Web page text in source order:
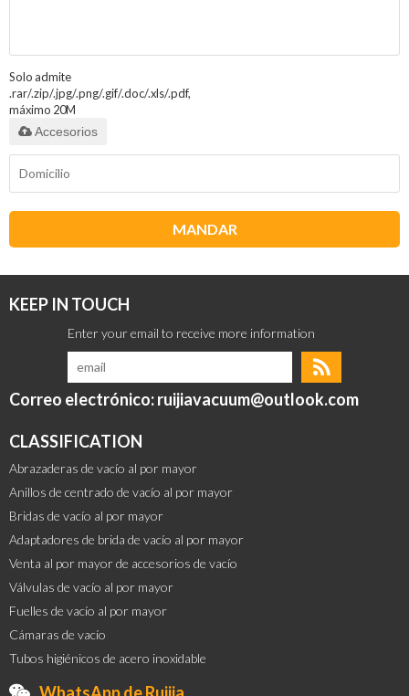
Solo admite
.rar/.zip/.jpg/.png/.gif/.doc/.xls/.pdf,
máximo 20M
Accesorios
MANDAR
KEEP IN TOUCH
Correo electrónico: ruijiavacuum@outlook.com
CLASSIFICATION
Abrazaderas de vacío al por mayor
Anillos de centrado de vacío al por mayor
Bridas de vacío al por mayor
Adaptadores de brida de vacío al por mayor
Venta al por mayor de accesorios de vacío
Válvulas de vacío al por mayor
Fuelles de vacío al por mayor
Cámaras de vacío
Tubos higiénicos de acero inoxidable